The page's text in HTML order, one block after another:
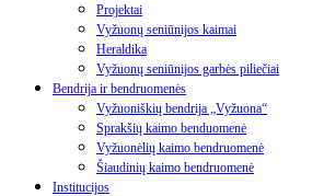
Projektai
Vyžuonų seniūnijos kaimai
Heraldika
Vyžuonų seniūnijos garbės piliečiai
Bendrija ir bendruomenės
Vyžuoniškių bendrija „Vyžuona“
Sprakšių kaimo benduomenė
Vyžuonėlių kaimo bendruomenė
Šiaudinių kaimo bendruomenė
Institucijos